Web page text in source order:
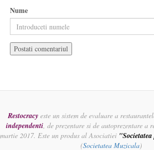
Nume
Restocracy este un sistem de evaluare a
independenti, de prezentare si de autoprezentare a
martie 2017. Este un produs al Asociatiei
(Societatea Muzicala)